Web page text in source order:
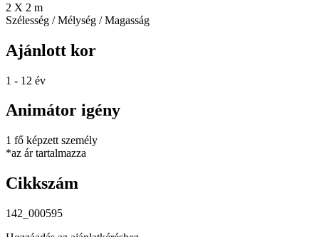
2 X 2 m
Szélesség / Mélység / Magasság
Ajánlott kor
1 - 12 év
Animátor igény
1 fő képzett személy
*az ár tartalmazza
Cikkszám
142_000595